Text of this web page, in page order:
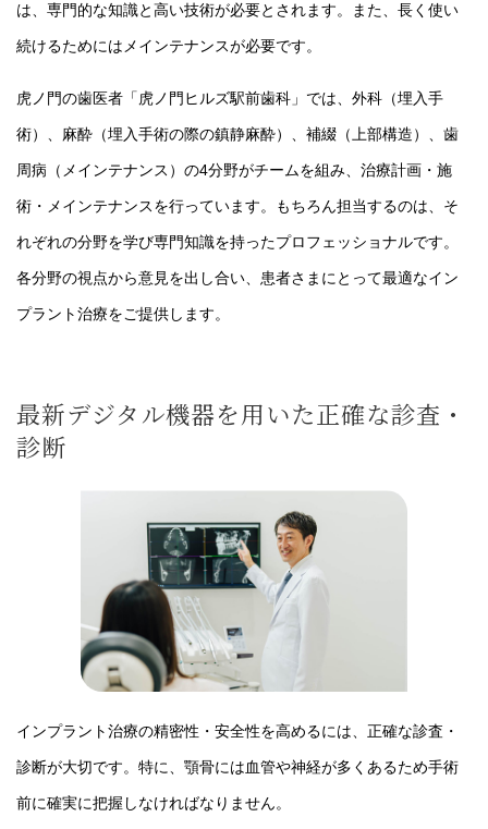
は、専門的な知識と高い技術が必要とされます。また、長く使い
続けるためにはメインテナンスが必要です。
虎ノ門の歯医者「虎ノ門ヒルズ駅前歯科」では、外科（埋入手
術）、麻酔（埋入手術の際の鎮静麻酔）、補綴（上部構造）、歯
周病（メインテナンス）の4分野がチームを組み、治療計画・施
術・メインテナンスを行っています。もちろん担当するのは、そ
れぞれの分野を学び専門知識を持ったプロフェッショナルです。
各分野の視点から意見を出し合い、患者さまにとって最適なイン
プラント治療をご提供します。
最新デジタル機器を用いた正確な診査・
診断
インプラント治療の精密性・安全性を高めるには、正確な診査・
診断が大切です。特に、顎骨には血管や神経が多くあるため手術
前に確実に把握しなければなりません。